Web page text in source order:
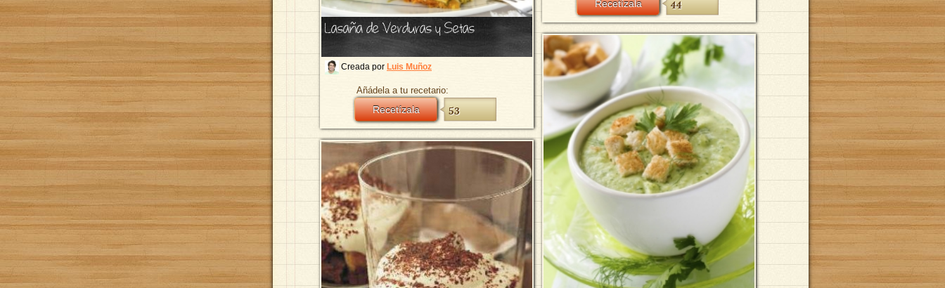
Recetízala 44
Lasaña de Verduras y Setas
Creada por Luis Muñoz
Añádela a tu recetario:
Recetízala 53